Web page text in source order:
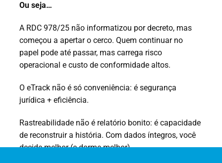
Ou seja…
A RDC 978/25 não informatizou por decreto, mas
começou a apertar o cerco. Quem continuar no
papel pode até passar, mas carrega risco
operacional e custo de conformidade altos.
O eTrack não é só conveniência: é segurança
jurídica + eficiência.
Rastreabilidade não é relatório bonito: é capacidade
de reconstruir a história. Com dados íntegros, você
decide melhor (e dorme melhor).